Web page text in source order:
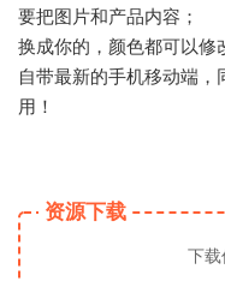
要把图片和产品内容；
换成你的，颜色都可以修
自带最新的手机移动端
用！
资源下载
下载